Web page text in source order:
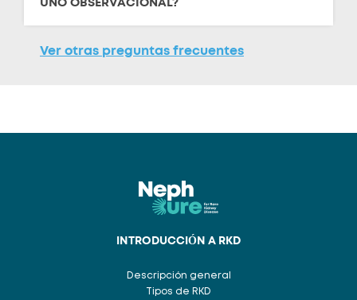
UNO OBSERVACIONAL?
Ver otras preguntas frecuentes
INTRODUCCIÓN A RKD
Descripción general
Tipos de RKD